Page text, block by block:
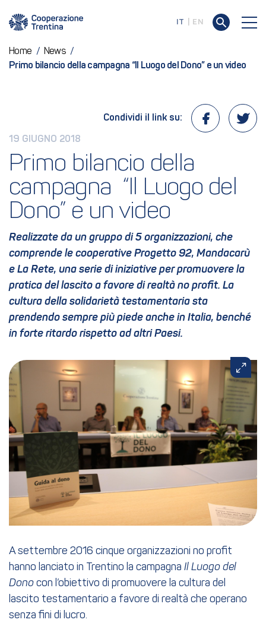
IT EN
Home / News /
Primo bilancio della campagna “Il Luogo del Dono” e un video
19 GIUGNO 2018
Condividi il link su:
Primo bilancio della
campagna  “Il Luogo del
Dono” e un video
Realizzate da un gruppo di 5 organizzazioni, che
comprende le cooperative Progetto 92, Mandacarù
e La Rete, una serie di iniziative per promuovere la
pratica del lascito a favore di realtà no profit. La
cultura della solidarietà testamentaria sta
prendendo sempre più piede anche in Italia, benché
in forte ritardo rispetto ad altri Paesi.
A settembre 2016 cinque organizzazioni no profit
hanno lanciato in Trentino la campagna Il Luogo del
Dono con l’obiettivo di promuovere la cultura del
lascito testamentario a favore di realtà che operano
senza fini di lucro.